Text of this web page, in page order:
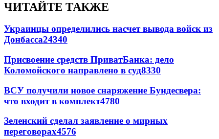
ЧИТАЙТЕ ТАКЖЕ
Украинцы определились насчет вывода войск из
Донбасса24340
Присвоение средств ПриватБанка: дело
Коломойского направлено в суд8330
ВСУ получили новое снаряжение Бундесвера:
что входит в комплект4780
Зеленский сделал заявление о мирных
переговорах4576